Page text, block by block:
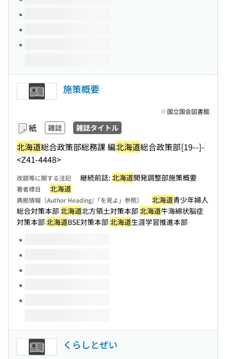
施策概要
紙 雑誌 雑誌タイトル
北海道総合政策部総務課 編北海道総合政策部[19--]-
<Z41-4448>
国立国会図書館
改題等に関する注記 継続前誌: 北海道開発調整部施策概要
著者標目 北海道
典拠情報（Author Heading/「を見よ」参照） 北海道青少年婦人
総合対策本部北海道北方領土対策本部北海道牛海綿状脳症
対策本部北海道BSE対策本部北海道生涯学習推進本部
このタイトルの巻号
くらしとぜい